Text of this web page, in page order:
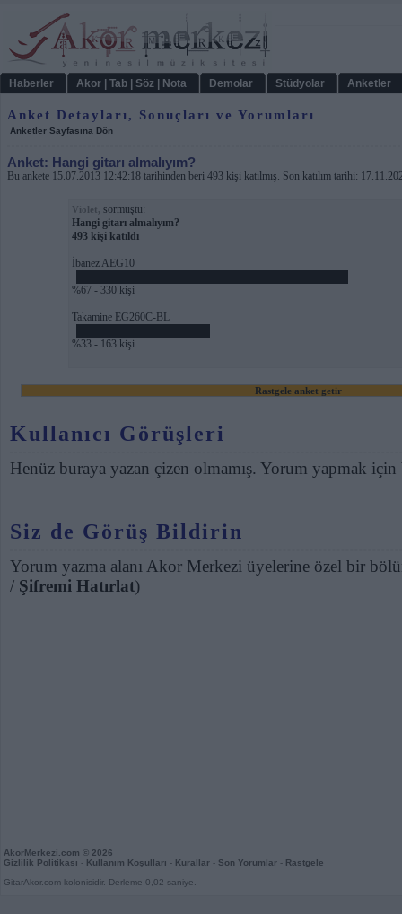
Haberler Akor | Tab | Söz | Nota Demolar Stüdyolar Anketler
Anket Detayları, Sonuçları ve Yorumları
Anketler Sayfasına Dön
Anket: Hangi gitarı almalıyım?
Bu ankete 15.07.2013 12:42:18 tarihinden beri 493 kişi katılmış. Son katılım tarihi:
Violet, sormuştu:
Hangi gitarı almalıyım?
493 kişi katıldı
İbanez AEG10
%67 - 330 kişi
Takamine EG260C-BL
%33 - 163 kişi
Rastgele anket getir
Kullanıcı Görüşleri
Henüz buraya yazan çizen olmamış. Yorum yapmak için
Siz de Görüş Bildirin
Yorum yazma alanı Akor Merkezi üyelerine özel bir
/ Şifremi Hatırlat)
AkorMerkezi.com © 2026
Gizlilik Politikası - Kullanım Koşulları - Kurallar - Son Yorumlar - Rastgele
GitarAkor.com kolonisidir. Derleme 0,02 saniye.